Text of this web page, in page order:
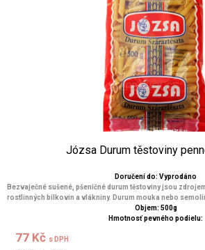
Józsa Durum těstoviny
Doručení do: Vyprodáno
Bezvaječné sušené, pšeničné durum těstoviny jsou
rostlinných bílkovin a vlákniny. Durum mouka nebo
Objem: 500g
Hmotnosť pevného podielu:
77 Kč s DPH